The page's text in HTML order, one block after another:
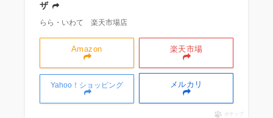
ザ
らら・いわて 楽天市場店
Amazon 楽天市場
Yahoo！ショッピング メルカリ
ポチップ